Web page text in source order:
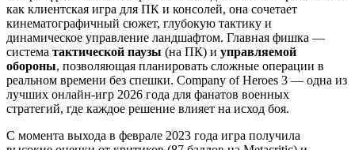
как клиентская игра для ПК и консолей, она сочетает
кинематографичный сюжет, глубокую тактику и
динамическое управление ландшафтом. Главная фишка —
система тактической паузы (на ПК) и управляемой
обороны, позволяющая планировать сложные операции в
реальном времени без спешки. Company of Heroes 3 — одна из
лучших онлайн-игр 2026 года для фанатов военных
стратегий, где каждое решение влияет на исход боя.
С момента выхода в феврале 2023 года игра получила